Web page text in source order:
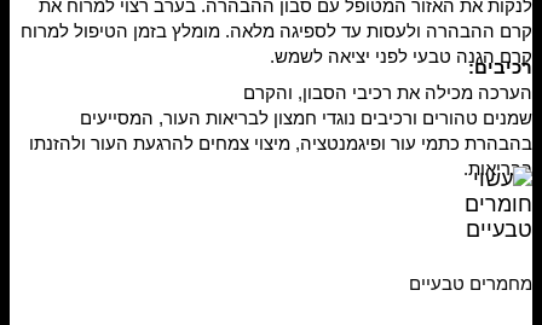
לנקות את האזור המטופל עם סבון ההבהרה. בערב רצוי למרוח את
קרם ההבהרה ולעסות עד לספיגה מלאה. מומלץ בזמן הטיפול למרוח
קרם הגנה טבעי לפני יציאה לשמש.
רכיבים:
הערכה מכילה את רכיבי הסבון, והקרם
שמנים טהורים ורכיבים נוגדי חמצון לבריאות העור, המסייעים
בהבהרת כתמי עור ופיגמנטציה, מיצוי צמחים להרגעת העור ולהזנתו
בבריאות.
מחמרים טבעיים